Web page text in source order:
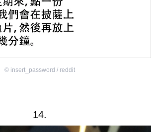
© insert_password / reddit
14.